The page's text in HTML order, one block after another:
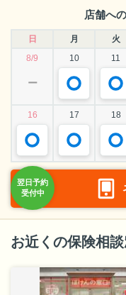
店舗へ
日 月 火
8/9
10 11
ー
16 17 18
お近くの保険相談